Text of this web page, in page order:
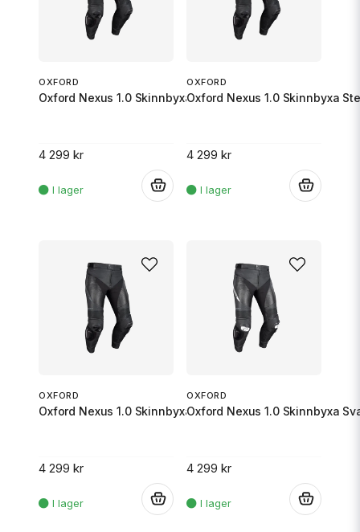
OXFORD
Oxford Nexus 1.0 Skinnbyxa Stealth Svart 3XL/56
4 299 kr
OXFORD
Oxford Nexus 1.0 Skinnbyxa
4 299 kr
OXFORD
Oxford Nexus 1.0 Skinnbyxa Stealth Svart 5XL/60
4 299 kr
OXFORD
Oxford Nexus 1.0 Skinnbyxa
4 299 kr